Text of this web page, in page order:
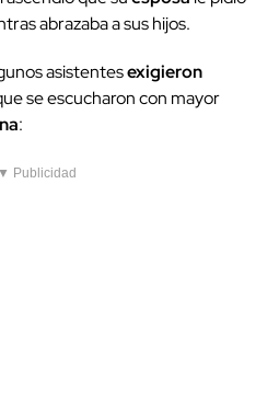
abrazaba a sus hijos.
asistentesexigieron
se escucharon con mayor
:
▼ Publicidad